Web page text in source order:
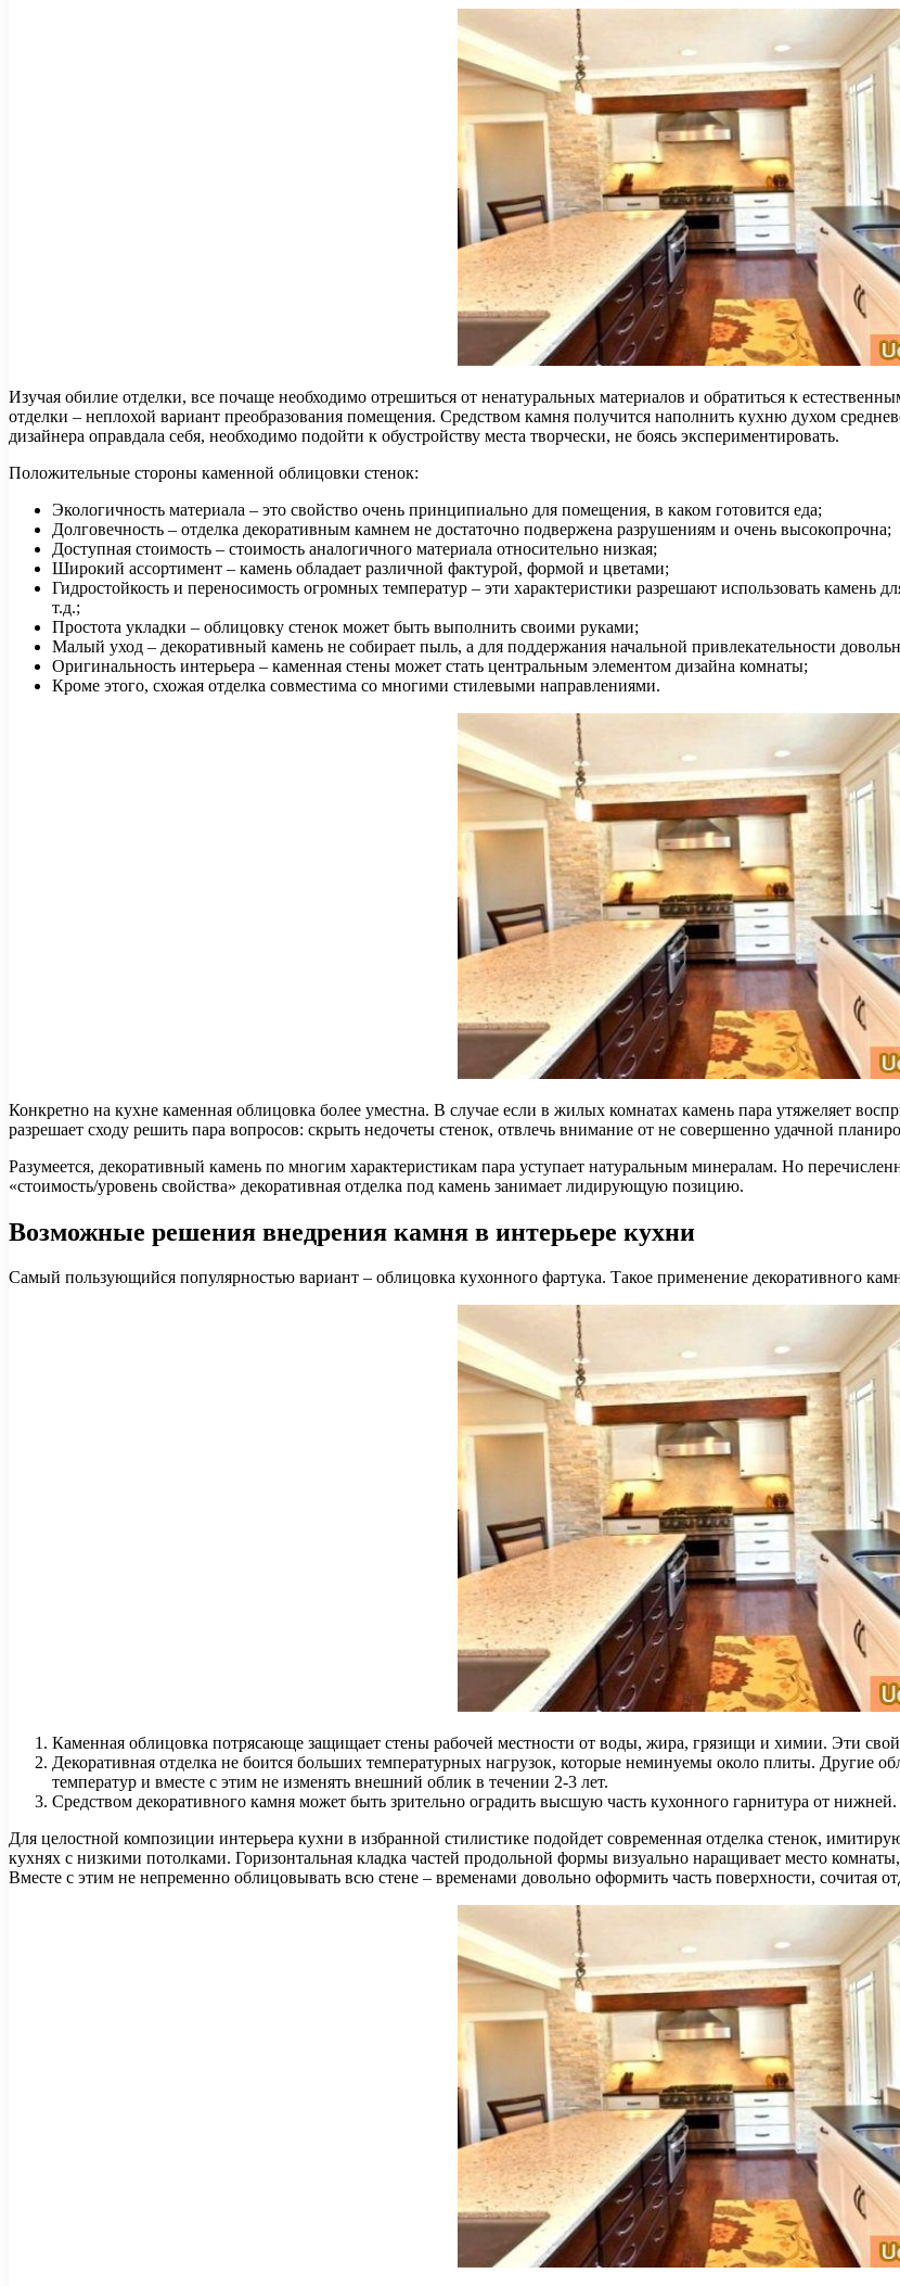
Изучая обилие отделки, все почаще необходимо отрешиться от ненатуральных материалов и обратиться к
отделки – неплохой вариант преобразования помещения. Средством камня получится наполнить кухню духом
дизайнера оправдала себя, необходимо подойти к обустройству места творчески, не боясь экспериментировать.
Положительные стороны каменной облицовки стенок:
Экологичность материала – это свойство очень принципиально для помещения, в каком готовится еда;
Долговечность – отделка декоративным камнем не достаточно подвержена разрушениям и очень высокопрочна;
Доступная стоимость – стоимость аналогичного материала относительно низкая;
Широкий ассортимент – камень обладает различной фактурой, формой и цветами;
Гидростойкость и переносимость огромных температур – эти характеристики разрешают использовать камень
т.д.;
Простота укладки – облицовку стенок может быть выполнить своими руками;
Малый уход – декоративный камень не собирает пыль, а для поддержания начальной привлекательности
Оригинальность интерьера – каменная стены может стать центральным элементом дизайна комнаты;
Кроме этого, схожая отделка совместима со многими стилевыми направлениями.
Конкретно на кухне каменная облицовка более уместна. В случае если в жилых комнатах камень пара утяжеляет
разрешает сходу решить пара вопросов: скрыть недочеты стенок, отвлечь внимание от не совершенно удачной
Разумеется, декоративный камень по многим характеристикам пара уступает натуральным минералам. Но
«стоимость/уровень свойства» декоративная отделка под камень занимает лидирующую позицию.
Возможные решения внедрения камня в интерьере кухни
Самый пользующийся популярностью вариант – облицовка кухонного фартука. Такое применение декоративного
Каменная облицовка потрясающе защищает стены рабочей местности от воды, жира, грязищи и химии. Эти
Декоративная отделка не боится больших температурных нагрузок, которые неминуемы около плиты. Другие
температур и вместе с этим не изменять внешний облик в течении 2-3 лет.
Средством декоративного камня может быть зрительно оградить высшую часть кухонного гарнитура от нижней.
Для целостной композиции интерьера кухни в избранной стилистике подойдет современная отделка стенок,
кухнях с низкими потолками. Горизонтальная кладка частей продольной формы визуально наращивает место
Вместе с этим не непременно облицовывать всю стене – временами довольно оформить часть поверхности, сочитая